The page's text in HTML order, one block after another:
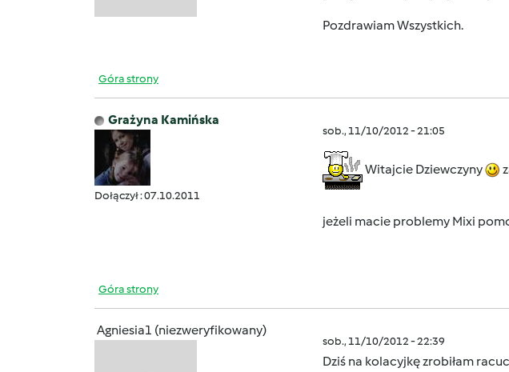
Pozdrawiam Wszystkich.
Góra strony
Grażyna Kamińska
Dołączył : 07.10.2011
sob., 11/10/2012 - 21:05
Witajcie Dziewczyny
jeżeli macie problemy Mixi
Góra strony
Agniesia1 (niezweryfikowany)
sob., 11/10/2012 - 22:39
Dziś na kolacyjkę zrobiłam